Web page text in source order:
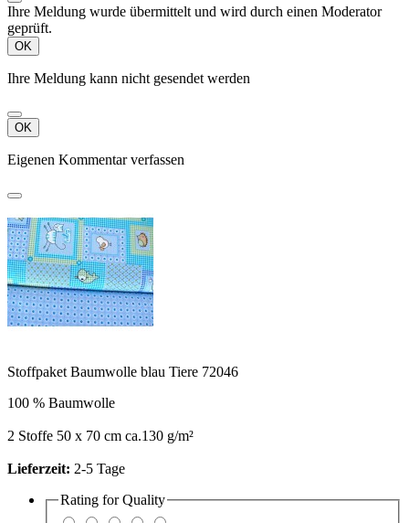
Ihre Meldung wurde übermittelt und wird durch einen Moderator
geprüft.
OK
Ihre Meldung kann nicht gesendet werden
OK
Eigenen Kommentar verfassen
Stoffpaket Baumwolle blau Tiere 72046
100 % Baumwolle
2 Stoffe 50 x 70 cm ca.130 g/m²
Lieferzeit: 2-5 Tage
Rating forQuality